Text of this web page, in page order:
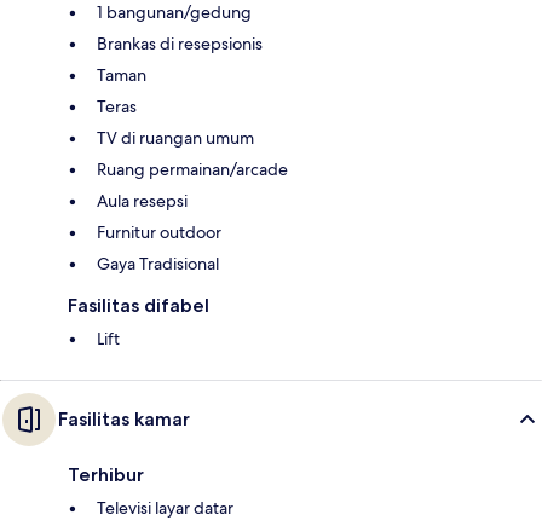
1 bangunan/gedung
Brankas di resepsionis
Taman
Teras
TV di ruangan umum
Ruang permainan/arcade
Aula resepsi
Furnitur outdoor
Gaya Tradisional
Fasilitas difabel
Lift
Fasilitas kamar
Terhibur
Televisi layar datar